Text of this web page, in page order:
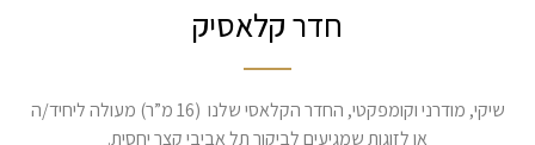
חדר קלאסיק
שיקי, מודרני וקומפקטי, החדר הקלאסי שלנו (16 מ”ר) מעולה ליחיד/ה
או לזוגות שמגיעים לביקור תל אביבי קצר יחסית.